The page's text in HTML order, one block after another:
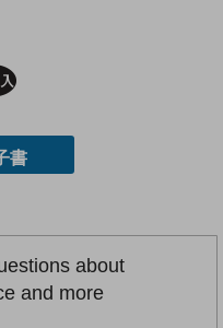
書
about
and more